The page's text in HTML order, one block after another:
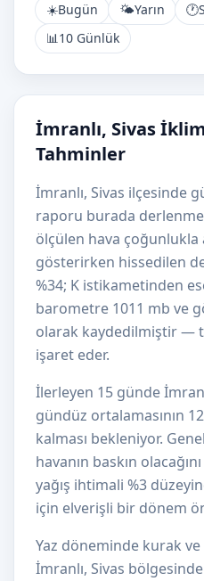
☀️Bugün 🌤️Yarın 🕐
📊10 Günlük
İmranlı, Sivas
Tahminler
İmranlı, Sivas ilçesinde
raporu burada
ölçülen hava çoğunlukla
gösterirken hissedilen
%34; K istikametinden
barometre 1011 mb ve
olarak kaydedilmiştir —
işaret eder.
İlerleyen 15 günde
gündüz ortalamasının
kalması bekleniyor.
havanın baskın
yağış ihtimali %3
için elverişli bir dönem
Yaz döneminde kurak ve
İmranlı, Sivas